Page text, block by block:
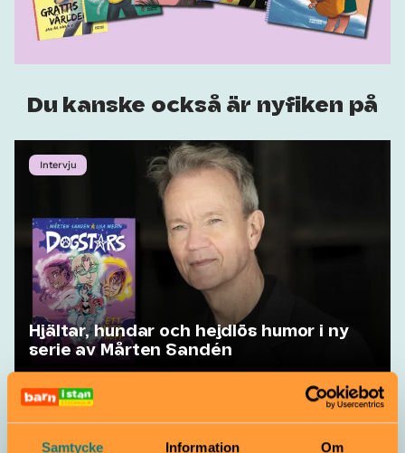
Samtycke Information Om
Du kanske också är nyfiken på
Intervju
Hjältar, hundar och hejdlös humor i ny
serie av Mårten Sandén
Guide